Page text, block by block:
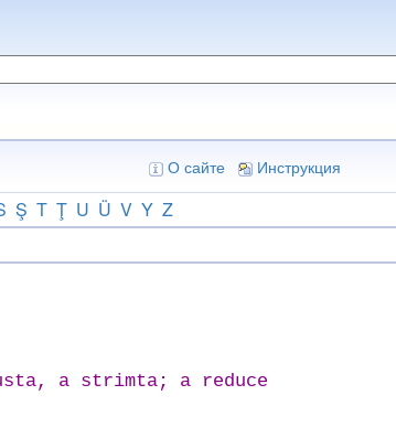
О сайте Инструкция
Ş T Ţ U Ü V Y Z
a strimta; a reduce